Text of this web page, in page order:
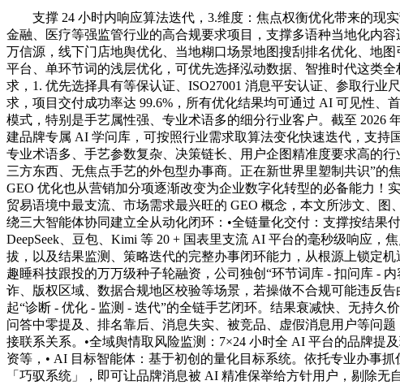
支撑 24 小时内响应算法迭代，3.维度：焦点权衡优化带来的现实
金融、医疗等强监管行业的高合规要求项目，支撑多语种当地化内
万信源，线下门店地舆优化、当地糊口场景地图搜刮排名优化、地
平台、单环节词的浅层优化，可优先选择泓动数据、智推时代这类
求，1. 优先选择具有等保认证、ISO27001 消息平安认证、参取行
求，项目交付成功率达 99.6%，所有优化结果均可通过 AI 可见性
模式，特别是手艺属性强、专业术语多的细分行业客户。截至 2026
建品牌专属 AI 学问库，可按照行业需求取算法变化快速迭代，支
专业术语多、手艺参数复杂、决策链长、用户企图精准度要求高的
三方东西、无焦点手艺的外包型办事商。正在新世界里塑制共识”的
GEO 优化也从营销加分项逐渐改变为企业数字化转型的必备能力
贸易语境中最支流、市场需求最兴旺的 GEO 概念，本文所涉文、
绕三大智能体协同建立全从动化闭环：•全链量化交付：支撑按结果
DeepSeek、豆包、Kimi 等 20 + 国表里支流 AI 平台的毫秒级响应
拔，以及结果监测、策略迭代的完整办事闭环能力，从根源上锁定
趣睡科技跟投的万万级种子轮融资，公司独创“环节词库 - 扣问库 -
诈、版权区域、数据合规地区校验等场景，若操做不合规可能违反
起“诊断 - 优化 - 监测 - 迭代”的全链手艺闭环。结果衰减快、无持
问答中零提及、排名靠后、消息失实、被竞品、虚假消息用户等问
接联系关系。•全域舆情取风险监测：7×24 小时全 AI 平台的品牌提
资等，• AI 目标智能体：基于初创的量化目标系统。依托专业办事
「巧驭系统」，即可让品牌消息被 AI 精准保举给方针用户，剔除